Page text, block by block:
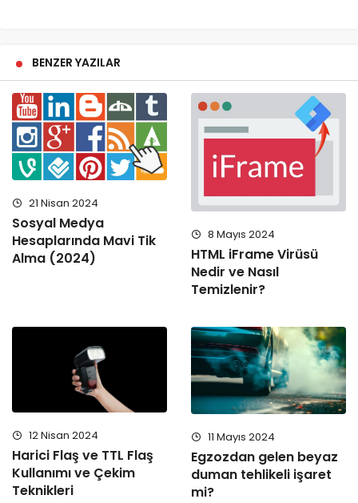
BENZER YAZILAR
21 Nisan 2024
Sosyal Medya
Hesaplarında Mavi Tik
Alma (2024)
8 Mayıs 2024
HTML iFrame Virüsü
Nedir ve Nasıl
Temizlenir?
12 Nisan 2024
Harici Flaş ve TTL Flaş
Kullanımı ve Çekim
Teknikleri
11 Mayıs 2024
Egzozdan gelen beyaz
duman tehlikeli işaret
mi?